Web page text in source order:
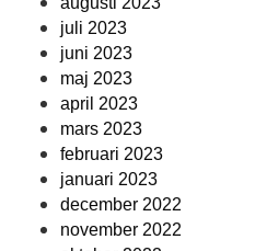
juli 2023
juni 2023
maj 2023
april 2023
mars 2023
februari 2023
januari 2023
december 2022
november 2022